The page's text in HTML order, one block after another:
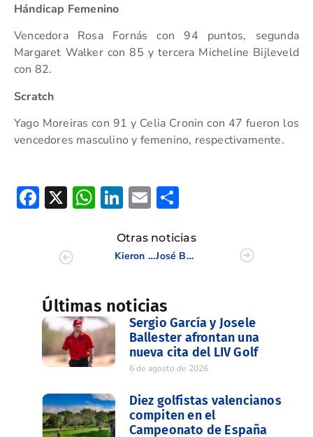
Hándicap Femenino
Vencedora Rosa Fornás con 94 puntos, segunda
Margaret Walker con 85 y tercera Micheline Bijleveld
con 82.
Scratch
Yago Moreiras con 91 y Celia Cronin con 47 fueron los
vencedores masculino y femenino, respectivamente.
Facebook
X WhatsApp
LinkedIn
Email
Otras noticias
Kieron Fowler supera las previas del Brabazon Trophy
José Bondía finaliza duodécimo en el Campeonato de Canarias
Últimas noticias
Sergio García y Josele
Ballester afrontan una
nueva cita del LIV Golf
6 de agosto de 2026
Diez golfistas valencianos
compiten en el
Campeonato de España